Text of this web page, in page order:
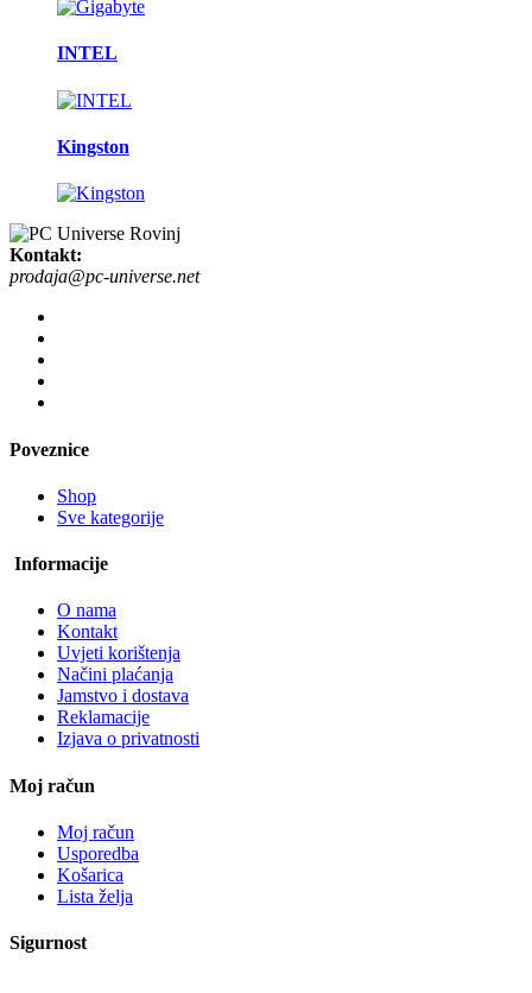
INTEL
Kingston
Kontakt:
prodaja@pc-universe.net
Poveznice
Shop
Sve kategorije
Informacije
O nama
Kontakt
Uvjeti korištenja
Načini plaćanja
Jamstvo i dostava
Reklamacije
Izjava o privatnosti
Moj račun
Moj račun
Usporedba
Košarica
Lista želja
Sigurnost